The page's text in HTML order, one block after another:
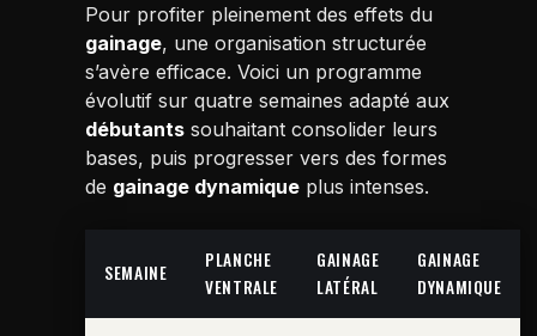
Pour profiter pleinement des effets du
gainage, une organisation structurée
s’avère efficace. Voici un programme
évolutif sur quatre semaines adapté aux
débutants souhaitant consolider leurs
bases, puis progresser vers des formes
de gainage dynamique plus intenses.
SEMAINE
PLANCHE
VENTRALE
GAINAGE
LATÉRAL
GAINAGE
DYNAMIQUE